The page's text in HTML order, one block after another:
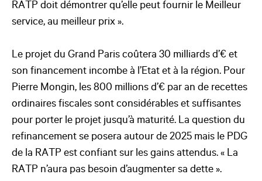
RATP doit démontrer qu’elle peut fournir le Meilleur
service, au meilleur prix ».
Le projet du Grand Paris coûtera 30 milliards d’€ et
son financement incombe à l’Etat et à la région. Pour
Pierre Mongin, les 800 millions d’€ par an de recettes
ordinaires fiscales sont considérables et suffisantes
pour porter le projet jusqu’à maturité. La question du
refinancement se posera autour de 2025 mais le PDG
de la RATP est confiant sur les gains attendus. « La
RATP n’aura pas besoin d’augmenter sa dette ».